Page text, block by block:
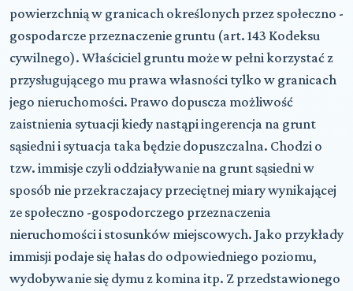
powierzchnią w granicach określonych przez społeczno -
gospodarcze przeznaczenie gruntu (art. 143 Kodeksu
cywilnego). Właściciel gruntu może w pełni korzystać z
przysługującego mu prawa własności tylko w granicach
jego nieruchomości. Prawo dopuscza możliwość
zaistnienia sytuacji kiedy nastąpi ingerencja na grunt
sąsiedni i sytuacja taka będzie dopuszczalna. Chodzi o
tzw. immisje czyli oddziaływanie na grunt sąsiedni w
sposób nie przekraczajacy przeciętnej miary wynikającej
ze społeczno -gospodorczego przeznaczenia
nieruchomości i stosunków miejscowych. Jako przykłady
immisji podaje się hałas do odpowiedniego poziomu,
wydobywanie się dymu z komina itp. Z przedstawionego